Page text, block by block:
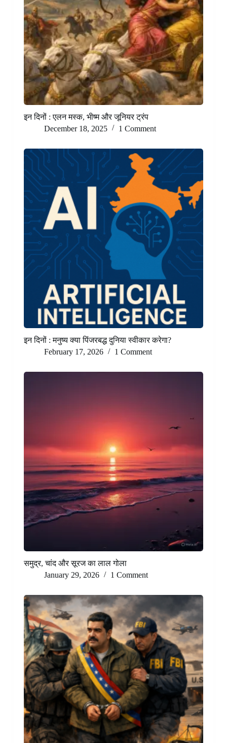
इन दिनों : एलन मस्क, भीष्म और जूनियर ट्रंप
December 18, 2025
1 Comment
इन दिनों : मनुष्य क्या पिंजरबद्ध दुनिया स्वीकार करेगा?
February 17, 2026
1 Comment
समुद्र, चांद और सूरज का लाल गोला
January 29, 2026
1 Comment